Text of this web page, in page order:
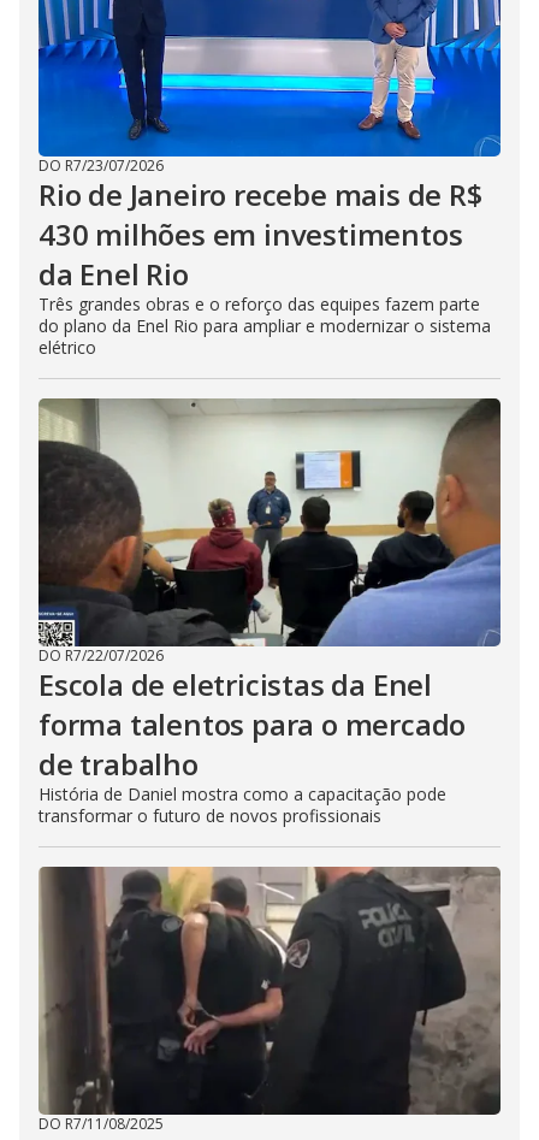
DO R7/23/07/2026
Rio de Janeiro recebe mais de R$
430 milhões em investimentos
da Enel Rio
Três grandes obras e o reforço das equipes fazem parte
do plano da Enel Rio para ampliar e modernizar o sistema
elétrico
DO R7/22/07/2026
Escola de eletricistas da Enel
forma talentos para o mercado
de trabalho
História de Daniel mostra como a capacitação pode
transformar o futuro de novos profissionais
DO R7/11/08/2025